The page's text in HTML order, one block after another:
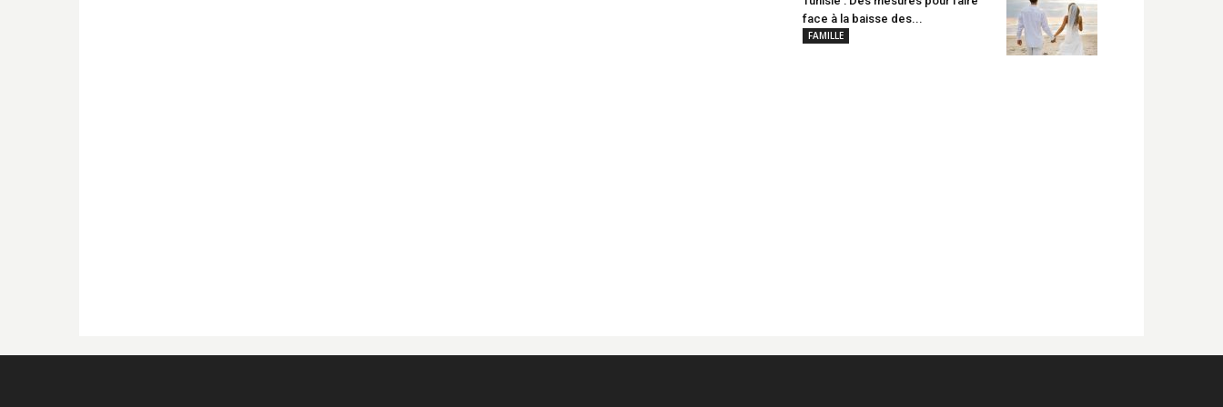
face à la baisse des...
FAMILLE